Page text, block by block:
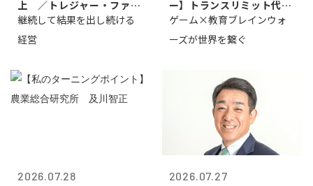
上 ／トレジャー・ファク
トリー社長野坂...
継続して結果を出し続ける
経営
ー】トランスリミット代表
取締役社長 ...
ゲーム×教育ブレインウォ
ーズが世界を繋ぐ
2026.07.28 2026.07.27